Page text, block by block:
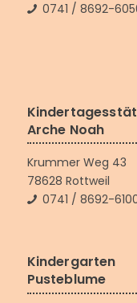
0741 / 8692-
Arche Noah
Krummer Weg 43
78628 Rottweil
0741 / 8692-
Kindergarten
Pusteblume